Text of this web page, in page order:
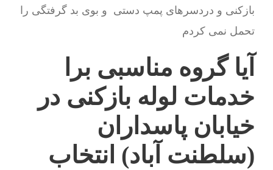
بازکنی و دردسرهای پمپ دستی و بوی بد گرفتگی را
تحمل نمی کردم
آیا گروه مناسبی برا
خدمات لوله بازکنی در
خیابان پاسداران
(سلطنت آباد) انتخاب